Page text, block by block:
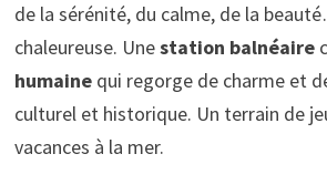
de la sérénité, du calme, de la
chaleureuse. Unestation balnéaire
humainequi regorge de charme et
culturel et historique. Un terrain de
vacances à la mer.